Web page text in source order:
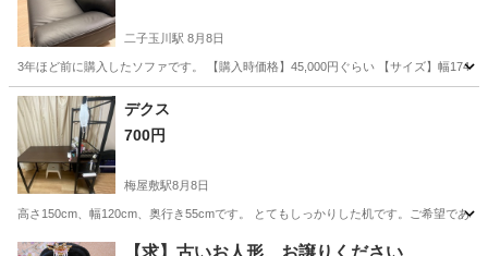
二子玉川駅 8月8日
3年ほど前に購入したソファです。 【購入時価格】45,000円ぐらい 【サイズ】幅
東京 世田谷区 デクス
700円
梅屋敷駅8月8日
高さ150cm、幅120cm、奥行き55cmです。 とてもしっかりした机です。ご希望であ
東京 大田区 梅屋敷駅 テーブル 奥行き
【求】古いお人形、お譲りください